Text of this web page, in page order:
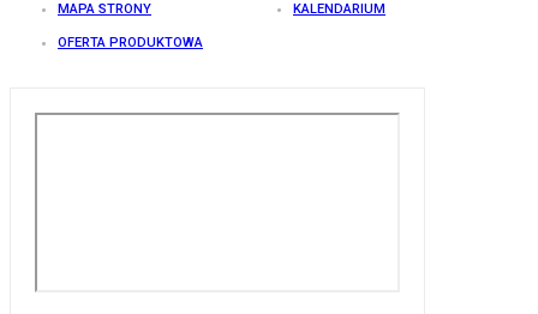
MAPA STRONY KALENDARIUM
OFERTA PRODUKTOWA